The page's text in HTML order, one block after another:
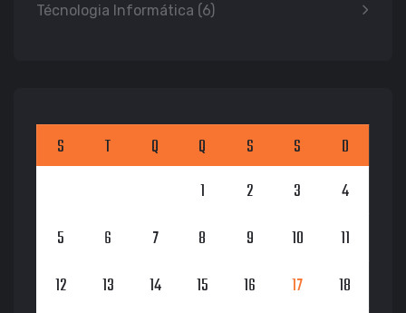
Técnologia Informática (6)
S T Q Q S S
D
1
2 3
4
5
6 7 8 9 10
11
12
13 14 15 16 17
18